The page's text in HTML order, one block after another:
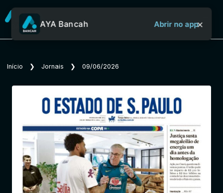
Sobre o Aya Bancah
Início
Revistas
Jornais
AYA Bancah Abrir no app×
Início ❯ Jornais ❯ 09/06/2026